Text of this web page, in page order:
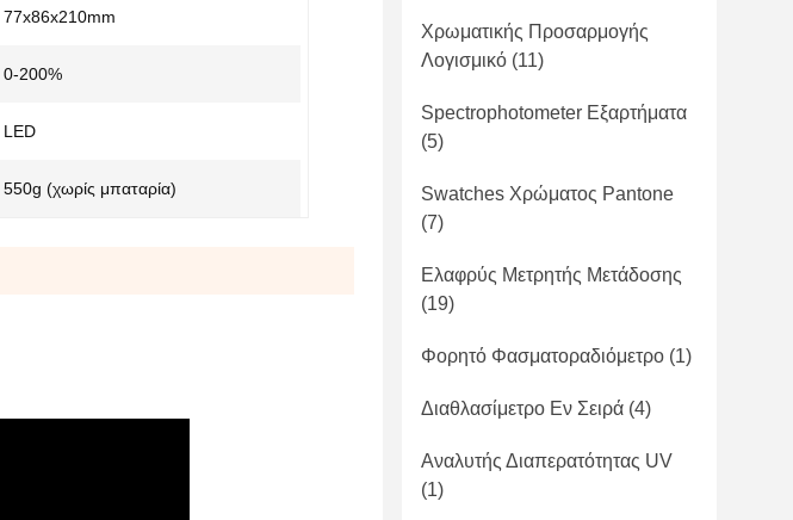
77x86x210mm
0-200%
LED
550g (χωρίς μπαταρία)
Χρωματικής Προσαρμογής
Λογισμικό (11)
Spectrophotometer Εξαρτήματα
(5)
Swatches Χρώματος Pantone
(7)
Ελαφρύς Μετρητής Μετάδοσης
(19)
Φορητό Φασματοραδιόμετρο (1)
Διαθλασίμετρο Εν Σειρά (4)
Αναλυτής Διαπερατότητας UV
(1)